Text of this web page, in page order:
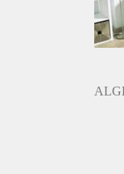
N.V.T.